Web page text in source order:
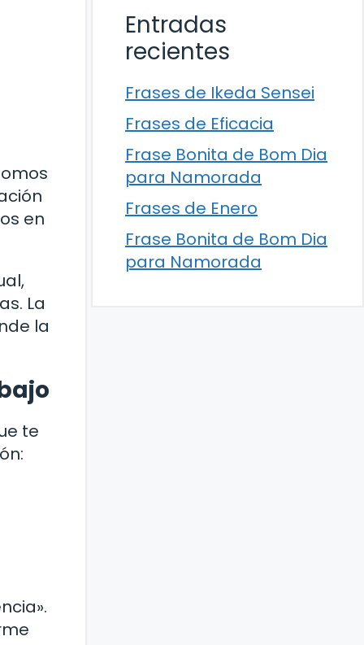
en
La
la
te
Entradas
recientes
Frases de Ikeda Sensei
Frases de Eficacia
Frase Bonita de Bom Dia
para Namorada
Frases de Enero
Frase Bonita de Bom Dia
para Namorada